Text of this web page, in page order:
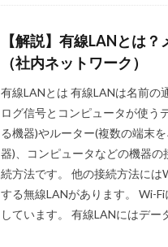
【解説】有線LANとは
（社内ネットワーク）
有線LANとは 有線LANは名前の
ログ信号とコンピュータが使う
る機器)やルーター(複数の端末
器)、コンピュータなどの機器
続方法です。 他の接続方法には
する無線LANがあります。 Wi-
しています。 有線LANにはデー